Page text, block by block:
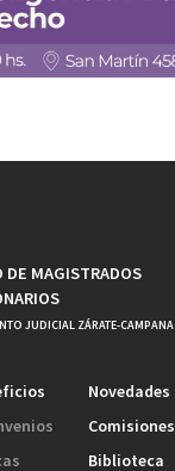
DE MAGISTRADOS
JUDICIAL ZÁRATE-CAMPANA
Novedades
Comisiones
Biblioteca